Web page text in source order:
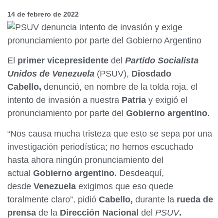
14 de febrero de 2022
El primer vicepresidente del Partido Socialista
Unidos de Venezuela (PSUV), Diosdado
Cabello, denunció, en nombre de la tolda roja, el
intento de invasión a nuestra Patria y exigió el
pronunciamiento por parte del Gobierno argentino.
“Nos causa mucha tristeza que esto se sepa por una
investigación periodística; no hemos escuchado
hasta ahora ningún pronunciamiento del
actual Gobierno argentino. Desdeaquí,
desde Venezuela exigimos que eso quede
toralmente claro”, pidió Cabello, durante la rueda de
prensa de la Dirección Nacional del PSUV.